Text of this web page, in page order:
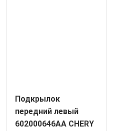
Подкрылок
передний левый
602000646AA CHERY